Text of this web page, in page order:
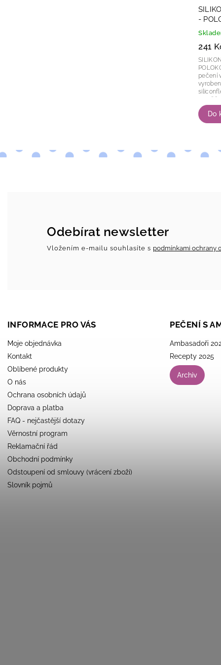
-
241
Do
POLOKOULE
pečení ve
siliconflex. Ve formě lze péct
Odebírat newsletter
Vložením e-mailu souhlasíte s podmínkami ochrany
INFORMACE PRO VÁS
Moje objednávka
Kontakt
Oblíbené produkty
O nás
Ochrana osobních údajů
Doprava a platba
FAQ - nejčastější dotazy
Věrnostní program
Reklamační řád
Obchodní podmínky
Odstoupení od smlouvy (vrácení zboží)
Slovník pojmů
PEČENÍ S
Ambasadoři
Recepty 2025
Archiv